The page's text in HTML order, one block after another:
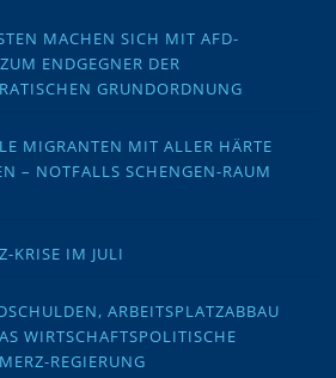
MACHEN SICH MIT AFD-
ENDGEGNER DER
GRUNDORDNUNG
MIGRANTEN MIT ALLER HÄRTE
– NOTFALLS SCHENGEN-RAUM
KRISE IM JULI
ARBEITSPLATZABBAU
WIRTSCHAFTSPOLITISCHE
REGIERUNG